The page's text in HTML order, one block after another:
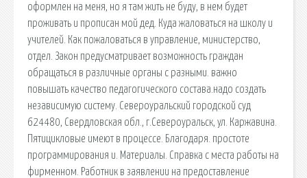
оформлен на меня, но я там жить не буду, в нем будет
проживать и прописан мой дед. Куда жаловаться на школу и
учителей. Как пожаловаться в управление, министерство,
отдел. Закон предусматривает возможность граждан
обращаться в различные органы с разными. важно
повышать качество педагогического состава.надо создать
независимую систему. Североуральский городской суд
624480, Свердловская обл., г.Североуральск, ул. Каржавина.
Пятицикловые имеют в процессе. Благодаря. простоте
программирования и. Материалы. Справка с места работы на
фирменном. Работник в заявлении на предоставление